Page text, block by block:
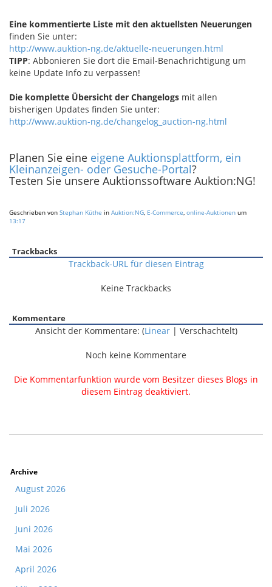
Eine kommentierte Liste mit den aktuellsten Neuerungen
finden Sie unter:
http://www.auktion-ng.de/aktuelle-neuerungen.html
TIPP: Abbonieren Sie dort die Email-Benachrichtigung um
keine Update Info zu verpassen!
Die komplette Übersicht der Changelogs mit allen
bisherigen Updates finden Sie unter:
http://www.auktion-ng.de/changelog_auction-ng.html
Planen Sie eine eigene Auktionsplattform, ein
Kleinanzeigen- oder Gesuche-Portal?
Testen Sie unsere Auktionssoftware Auktion:NG!
Geschrieben von Stephan Küthe in Auktion:NG, E-Commerce, online-Auktionen um
13:17
Trackbacks
Trackback-URL für diesen Eintrag
Keine Trackbacks
Kommentare
Ansicht der Kommentare: (Linear| Verschachtelt)
Noch keine Kommentare
Die Kommentarfunktion wurde vom Besitzer dieses Blogs in
diesem Eintrag deaktiviert.
Archive
August 2026
Juli 2026
Juni 2026
Mai 2026
April 2026